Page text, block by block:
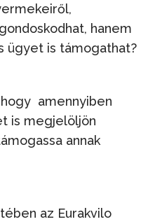
hanem
ügyet is támogathat?
amennyiben
is megjelöljön
annak
az Eurakvilo